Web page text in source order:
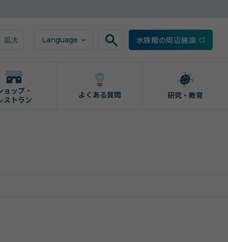
拡大 Language 水族館の周辺施設
ョップ・
ストラン
よくある質問 研究・教育